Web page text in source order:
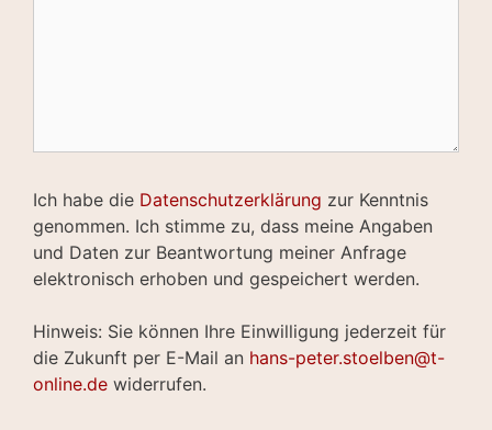
Ich habe die Datenschutzerklärung zur Kenntnis
genommen. Ich stimme zu, dass meine Angaben
und Daten zur Beantwortung meiner Anfrage
elektronisch erhoben und gespeichert werden.
Hinweis: Sie können Ihre Einwilligung jederzeit für
die Zukunft per E-Mail an hans-peter.stoelben@t-
online.de widerrufen.